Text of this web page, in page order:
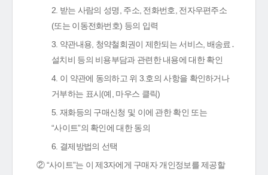
2. 받는 사람의 성명, 주소, 전화번호, 전자우편주소
(또는 이동전화번호) 등의 입력
3. 약관내용, 청약철회권이 제한되는 서비스, 배송료․
설치비 등의 비용부담과 관련한 내용에 대한 확인
4. 이 약관에 동의하고 위 3.호의 사항을 확인하거나
거부하는 표시(예, 마우스 클릭)
5. 재화등의 구매신청 및 이에 관한 확인 또는
“사이트”의 확인에 대한 동의
6. 결제방법의 선택
② “사이트”는 이 제3자에게 구매자 개인정보를 제공할